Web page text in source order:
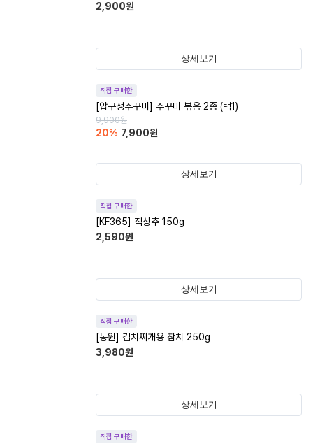
2,900원
상세보기
직접 구매한
[압구정주꾸미] 주꾸미 볶음 2종 (택1)
9,900원
20% 7,900원
상세보기
직접 구매한
[KF365] 적상추 150g
2,590원
상세보기
직접 구매한
[동원] 김치찌개용 참치 250g
3,980원
상세보기
직접 구매한